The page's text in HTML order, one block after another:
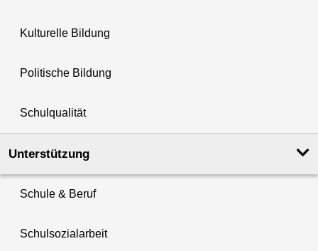
Kulturelle Bildung
Politische Bildung
Schulqualität
Unterstützung
Schule & Beruf
Schulsozialarbeit